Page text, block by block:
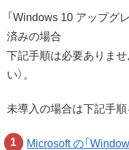
「Windows 10 アップグ
済みの場合
下記手順は必要ありませ
い）。
未導入の場合は下記手順
Microsoft の「